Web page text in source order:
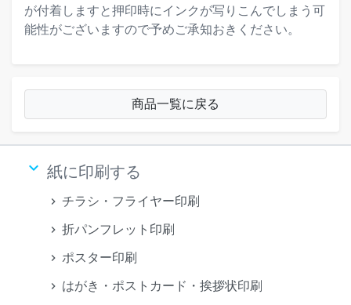
が付着しますと押印時にインクが写りこんでしまう可
能性がございますので予めご承知おきください。
商品一覧に戻る
keyboard_arrow_down 紙に印刷する
チラシ・フライヤー印刷
折パンフレット印刷
ポスター印刷
はがき・ポストカード・挨拶状印刷